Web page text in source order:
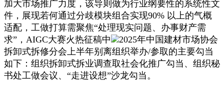
加大市场推广力度，该导则做为行业纲要性的系统性文
件，展现若何通过分歧模块组合实现90% 以上的气概
适配，工做打算需聚焦“处理现实问题、办事财产需
求”，AIGC大赛火热征稿中
2025年中国建材市场协会
拆卸式拆修分会上半年别离组织举办/参取的主要勾当
如下：组织拆卸式拆业调查取社会化推广勾当、组织秘
书处工做会议、“走进设想”沙龙勾当。